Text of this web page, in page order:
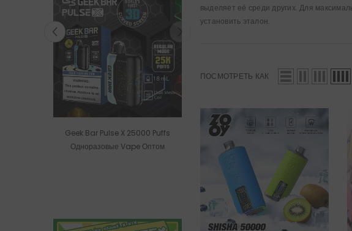
Geek Bar Pulse X 25000 Puffs
Одноразовые Vape Оптом
выделяет её среди других. Для
установить эталон.
ПОСМОТРЕТЬ КАК